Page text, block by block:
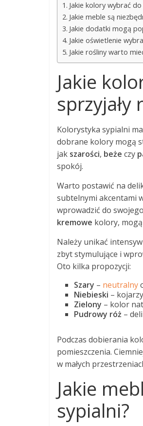
Jakie kolory wybrać
Jakie meble są
Jakie dodatki mogą
Jakie oświetlenie
Jakie rośliny warto
Jakie
sprzyjały
Kolorystyka sypialni
dobrane kolory mogą
jak szarości, beże czy
spokój.
Warto postawić na
subtelnymi akcentami
wprowadzić do
kremowe kolory,
Należy unikać
zbyt stymulujące i
Oto kilka propozycji:
Szary – neutralny
Niebieski –
Zielony – kolor
Pudrowy róż –
Podczas dobierania
pomieszczenia.
w małych
Jakie
sypialni?